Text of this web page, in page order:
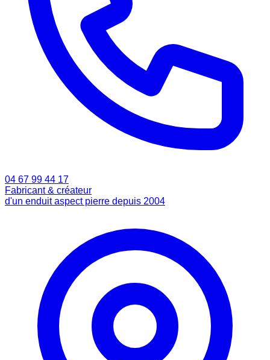
04 67 99 44 17
Fabricant & créateur
d'un enduit aspect pierre depuis 2004